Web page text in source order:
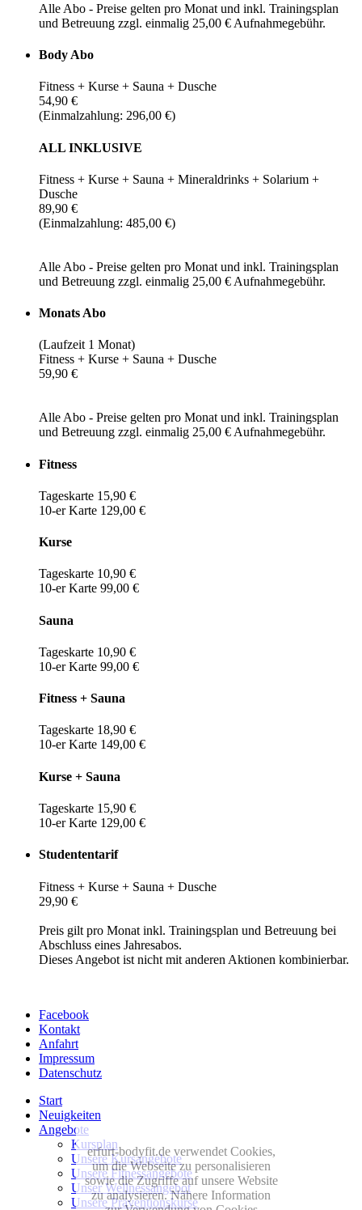
Alle Abo - Preise gelten pro Monat und inkl. Trainingsplan
und Betreuung zzgl. einmalig 25,00 € Aufnahmegebühr.
Body Abo
Fitness + Kurse + Sauna + Dusche
54,90 €
(Einmalzahlung: 296,00 €)
ALL INKLUSIVE
Fitness + Kurse + Sauna + Mineraldrinks + Solarium +
Dusche
89,90 €
(Einmalzahlung: 485,00 €)
Alle Abo - Preise gelten pro Monat und inkl. Trainingsplan
und Betreuung zzgl. einmalig 25,00 € Aufnahmegebühr.
Monats Abo
(Laufzeit 1 Monat)
Fitness + Kurse + Sauna + Dusche
59,90 €
Alle Abo - Preise gelten pro Monat und inkl. Trainingsplan
und Betreuung zzgl. einmalig 25,00 € Aufnahmegebühr.
Fitness
Tageskarte 15,90 €
10-er Karte 129,00 €
Kurse
Tageskarte 10,90 €
10-er Karte 99,00 €
Sauna
Tageskarte 10,90 €
10-er Karte 99,00 €
Fitness + Sauna
Tageskarte 18,90 €
10-er Karte 149,00 €
Kurse + Sauna
Tageskarte 15,90 €
10-er Karte 129,00 €
Studententarif
Fitness + Kurse + Sauna + Dusche
29,90 €
Preis gilt pro Monat inkl. Trainingsplan und Betreuung bei
Abschluss eines Jahresabos.
Dieses Angebot ist nicht mit anderen Aktionen kombinierbar.
Facebook
Kontakt
Anfahrt
Impressum
Datenschutz
Start
Neuigkeiten
Angebote
Kursplan
Unsere Kursangebote
Unsere Fitnessangebote
Unser Wellnessangebot
Unsere Präventionskurse
erfurt-bodyfit.de verwendet Cookies,
um die Webseite zu personalisieren
sowie die Zugriffe auf unsere Website
zu analysieren. Nähere Information